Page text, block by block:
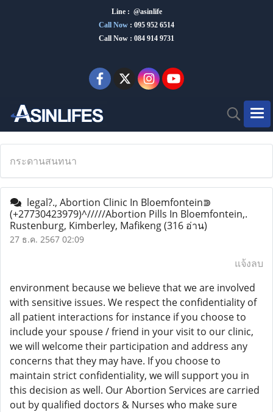
Line : @asinlife
Call Now : 095 952 6514
Call Now : 084 914 9731
กระดานสนทนา
legal?., Abortion Clinic In Bloemfontein⋑
(+27730423979)^/////Abortion Pills In Bloemfontein,.
Rustenburg, Kimberley, Mafikeng(316 อ่าน)
27 ธ.ค. 2567 02:09
แจ้งลบ
environment because we believe that we are involved
with sensitive issues. We respect the confidentiality of
all patient interactions for instance if you choose to
include your spouse / friend in your visit to our clinic,
we will welcome their participation and address any
concerns that they may have. If you choose to
maintain strict confidentiality, we will support you in
this decision as well. Our Abortion Services are carried
out by qualified doctors & Nurses who make sure